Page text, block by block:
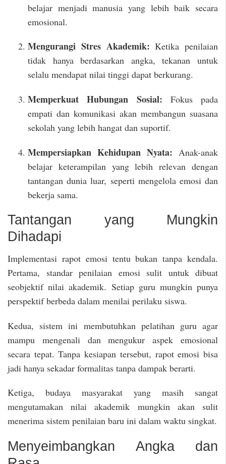
belajar menjadi manusia yang lebih baik secara
emosional.
Mengurangi Stres Akademik: Ketika penilaian
tidak hanya berdasarkan angka, tekanan untuk
selalu mendapat nilai tinggi dapat berkurang.
Memperkuat Hubungan Sosial: Fokus pada
empati dan komunikasi akan membangun suasana
sekolah yang lebih hangat dan suportif.
Mempersiapkan Kehidupan Nyata: Anak-anak
belajar keterampilan yang lebih relevan dengan
tantangan dunia luar, seperti mengelola emosi dan
bekerja sama.
Tantangan yang Mungkin
Dihadapi
Implementasi rapot emosi tentu bukan tanpa kendala.
Pertama, standar penilaian emosi sulit untuk dibuat
seobjektif nilai akademik. Setiap guru mungkin punya
perspektif berbeda dalam menilai perilaku siswa.
Kedua, sistem ini membutuhkan pelatihan guru agar
mampu mengenali dan mengukur aspek emosional
secara tepat. Tanpa kesiapan tersebut, rapot emosi bisa
jadi hanya sekadar formalitas tanpa dampak berarti.
Ketiga, budaya masyarakat yang masih sangat
mengutamakan nilai akademik mungkin akan sulit
menerima sistem penilaian baru ini dalam waktu singkat.
Menyeimbangkan Angka dan